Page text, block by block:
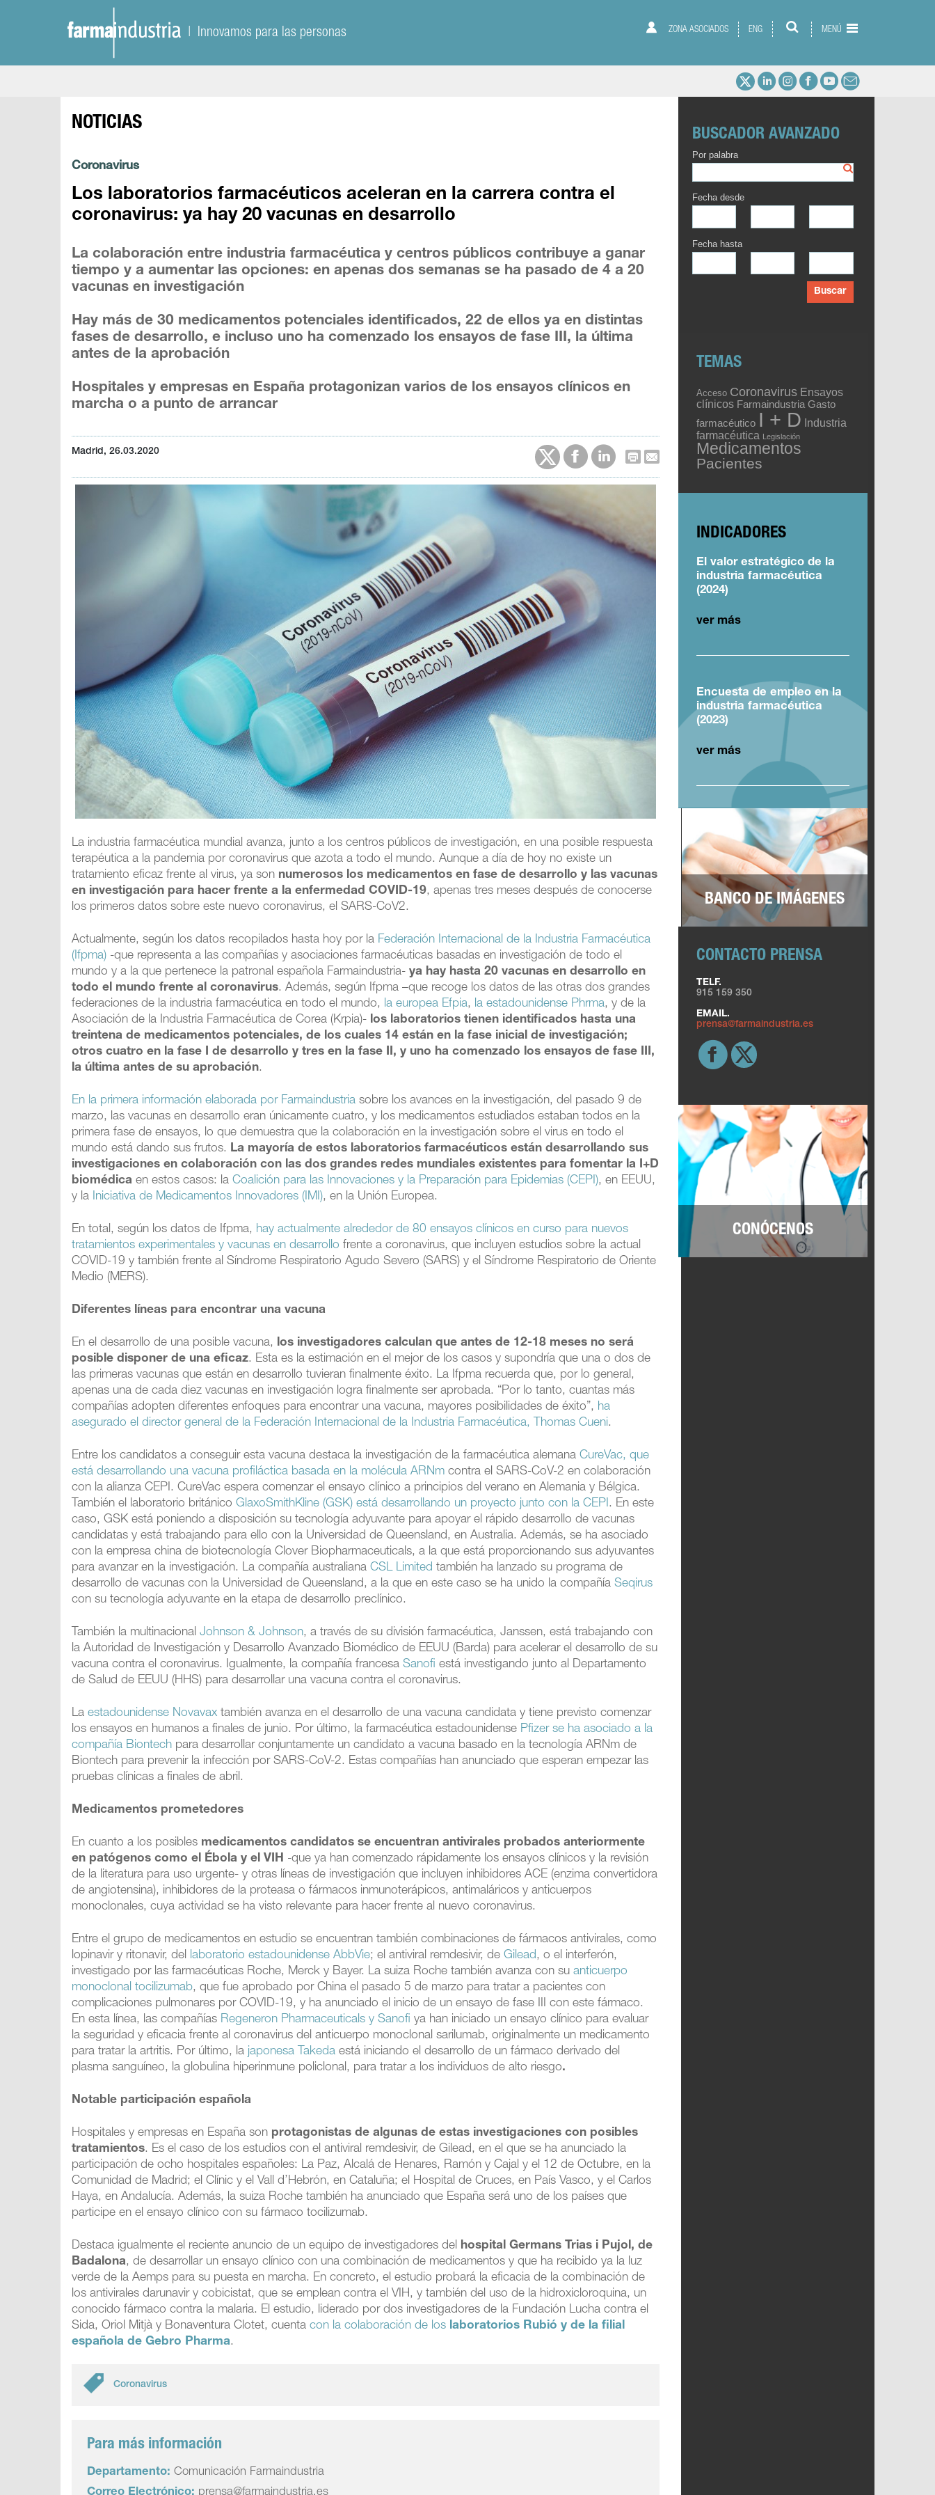
| Innovamos para las personas ZONA ASOCIADOS ENG MENÚ
NOTICIAS
Coronavirus
Los laboratorios farmacéuticos aceleran en la carrera contra el
coronavirus: ya hay 20 vacunas en desarrollo
La colaboración entre industria farmacéutica y centros públicos contribuye a ganar
tiempo y a aumentar las opciones: en apenas dos semanas se ha pasado de 4 a 20
vacunas en investigación
Hay más de 30 medicamentos potenciales identificados, 22 de ellos ya en distintas
fases de desarrollo, e incluso uno ha comenzado los ensayos de fase III, la última
antes de la aprobación
Hospitales y empresas en España protagonizan varios de los ensayos clínicos en
marcha o a punto de arrancar
Madrid, 26.03.2020
La industria farmacéutica mundial avanza, junto a los centros públicos de investigación, en una posible respuesta
terapéutica a la pandemia por coronavirus que azota a todo el mundo. Aunque a día de hoy no existe un
tratamiento eficaz frente al virus, ya son numerosos los medicamentos en fase de desarrollo y las vacunas
en investigación para hacer frente a la enfermedad COVID-19, apenas tres meses después de conocerse
los primeros datos sobre este nuevo coronavirus, el SARS-CoV2.
Actualmente, según los datos recopilados hasta hoy por la Federación Internacional de la Industria Farmacéutica
(Ifpma) -que representa a las compañías y asociaciones farmacéuticas basadas en investigación de todo el
mundo y a la que pertenece la patronal española Farmaindustria-ya hay hasta 20 vacunas en desarrollo en
todo el mundo frente al coronavirus. Además, según Ifpma –que recoge los datos de las otras dos grandes
federaciones de la industria farmacéutica en todo el mundo, la europea Efpia, la estadounidense Phrma, y de la
Asociación de la Industria Farmacéutica de Corea (Krpia)- los laboratorios tienen identificados hasta una
treintena de medicamentos potenciales, de los cuales 14 están en la fase inicial de investigación;
otros cuatro en la fase I de desarrollo y tres en la fase II, y uno ha comenzado los ensayos de fase III,
la última antes de su aprobación.
En la primera información elaborada por Farmaindustria sobre los avances en la investigación, del pasado 9 de
marzo, las vacunas en desarrollo eran únicamente cuatro, y los medicamentos estudiados estaban todos en la
primera fase de ensayos, lo que demuestra que la colaboración en la investigación sobre el virus en todo el
mundo está dando sus frutos. La mayoría de estos laboratorios farmacéuticos están desarrollando sus
investigaciones en colaboración con las dos grandes redes mundiales existentes para fomentar la I+D
biomédica en estos casos: laCoalición para las Innovaciones y la Preparación para Epidemias (CEPI), en EEUU,
y la Iniciativa de Medicamentos Innovadores (IMI), en la Unión Europea.
En total, según los datos de Ifpma, hay actualmente alrededor de 80 ensayos clínicos en curso para nuevos
tratamientos experimentales y vacunas en desarrollo frente a coronavirus, que incluyen estudios sobre la actual
COVID-19 y también frente al Síndrome Respiratorio Agudo Severo (SARS) y el Síndrome Respiratorio de Oriente
Medio (MERS).
Diferentes líneas para encontrar una vacuna
En el desarrollo de una posible vacuna, los investigadores calculan que antes de 12-18 meses no será
posible disponer de una eficaz. Esta es la estimación en el mejor de los casos y supondría que una o dos de
las primeras vacunas que están en desarrollo tuvieran finalmente éxito. La Ifpma recuerda que, por lo general,
apenas una de cada diez vacunas en investigación logra finalmente ser aprobada. “Por lo tanto, cuantas más
compañías adopten diferentes enfoques para encontrar una vacuna, mayores posibilidades de éxito”, ha
asegurado el director general de la Federación Internacional de la Industria Farmacéutica, Thomas Cueni.
Entre los candidatos a conseguir esta vacuna destaca la investigación de la farmacéutica alemanaCureVac, que
está desarrollando una vacuna profiláctica basada en la molécula ARNm contra el SARS-CoV-2 en colaboración
con la alianza CEPI. CureVac espera comenzar el ensayo clínico a principios del verano en Alemania y Bélgica.
También el laboratorio británicoGlaxoSmithKline (GSK) está desarrollando un proyecto junto con la CEPI. En este
caso, GSK está poniendo a disposición su tecnología adyuvante para apoyar el rápido desarrollo de vacunas
candidatas y está trabajando para ello con la Universidad de Queensland, en Australia. Además, se ha asociado
con la empresa china de biotecnología Clover Biopharmaceuticals, a la que está proporcionando sus adyuvantes
para avanzar en la investigación. La compañía australianaCSL Limited también ha lanzado su programa de
desarrollo de vacunas con la Universidad de Queensland, a la que en este caso se ha unido la compañíaSeqirus
con su tecnología adyuvante en la etapa de desarrollo preclínico.
También la multinacionalJohnson & Johnson, a través de su división farmacéutica, Janssen, está trabajando con
la Autoridad de Investigación y Desarrollo Avanzado Biomédico de EEUU (Barda) para acelerar el desarrollo de su
vacuna contra el coronavirus. Igualmente, la compañía francesaSanofi está investigando junto al Departamento
de Salud de EEUU (HHS) para desarrollar una vacuna contra el coronavirus.
Laestadounidense Novavax también avanza en el desarrollo de una vacuna candidata y tiene previsto comenzar
los ensayos en humanos a finales de junio. Por último, la farmacéutica estadounidense Pfizer se ha asociado a la
compañía Biontech para desarrollar conjuntamente un candidato a vacuna basado en la tecnología ARNm de
Biontech para prevenir la infección por SARS-CoV-2. Estas compañías han anunciado que esperan empezar las
pruebas clínicas a finales de abril.
Medicamentos prometedores
En cuanto a los posibles medicamentos candidatos se encuentran antivirales probados anteriormente
en patógenos como el Ébola y el VIH -que ya han comenzado rápidamente los ensayos clínicos y la revisión
de la literatura para uso urgente- y otras líneas de investigación que incluyen inhibidores ACE (enzima convertidora
de angiotensina), inhibidores de la proteasa o fármacos inmunoterápicos, antimaláricos y anticuerpos
monoclonales, cuya actividad se ha visto relevante para hacer frente al nuevo coronavirus.
Entre el grupo de medicamentos en estudio se encuentran también combinaciones de fármacos antivirales, como
lopinavir y ritonavir, del laboratorio estadounidense AbbVie; el antiviral remdesivir, deGilead, o el interferón,
investigado por las farmacéuticas Roche, Merck y Bayer. La suiza Roche también avanza con suanticuerpo
monoclonal tocilizumab, que fue aprobado por China el pasado 5 de marzo para tratar a pacientes con
complicaciones pulmonares por COVID-19, y ha anunciado el inicio de un ensayo de fase III con este fármaco.
En esta línea, las compañías Regeneron Pharmaceuticals y Sanofi ya han iniciado un ensayo clínico para evaluar
la seguridad y eficacia frente al coronavirus del anticuerpo monoclonal sarilumab, originalmente un medicamento
para tratar la artritis. Por último, la japonesa Takeda está iniciando el desarrollo de un fármaco derivado del
plasma sanguíneo, la globulina hiperinmune policlonal, para tratar a los individuos de alto riesgo.
Notable participación española
Hospitales y empresas en España son protagonistas de algunas de estas investigaciones con posibles
tratamientos. Es el caso de los estudios con el antiviral remdesivir, de Gilead, en el que se ha anunciado la
participación de ocho hospitales españoles: La Paz, Alcalá de Henares, Ramón y Cajal y el 12 de Octubre, en la
Comunidad de Madrid; el Clínic y el Vall d’Hebrón, en Cataluña; el Hospital de Cruces, en País Vasco, y el Carlos
Haya, en Andalucía. Además, la suiza Roche también ha anunciado que España será uno de los países que
participe en el ensayo clínico con su fármaco tocilizumab.
Destaca igualmente el reciente anuncio de un equipo de investigadores del hospital Germans Trias i Pujol, de
Badalona, de desarrollar un ensayo clínico con una combinación de medicamentos y que ha recibido ya la luz
verde de la Aemps para su puesta en marcha. En concreto, el estudio probará la eficacia de la combinación de
los antivirales darunavir y cobicistat, que se emplean contra el VIH, y también del uso de la hidroxicloroquina, un
conocido fármaco contra la malaria. El estudio, liderado por dos investigadores de la Fundación Lucha contra el
Sida, Oriol Mitjà y Bonaventura Clotet, cuentacon la colaboración de los laboratorios Rubió y de la filial
española de Gebro Pharma.
Coronavirus
Para más información
Departamento: Comunicación Farmaindustria
Correo Electrónico: prensa@farmaindustria.es
BUSCADOR AVANZADO
Por palabra
Fecha desde
Fecha hasta
Buscar
TEMAS
Acceso Coronavirus Ensayos
clínicos Farmaindustria Gasto
farmacéutico I + D Industria
farmacéutica Legislación
Medicamentos
Pacientes
INDICADORES
El valor estratégico de la
industria farmacéutica
(2024)
ver más
Encuesta de empleo en la
industria farmacéutica
(2023)
ver más
BANCO DE IMÁGENES
CONTACTO PRENSA
TELF.
915 159 350
EMAIL.
prensa@farmaindustria.es
CONÓCENOS